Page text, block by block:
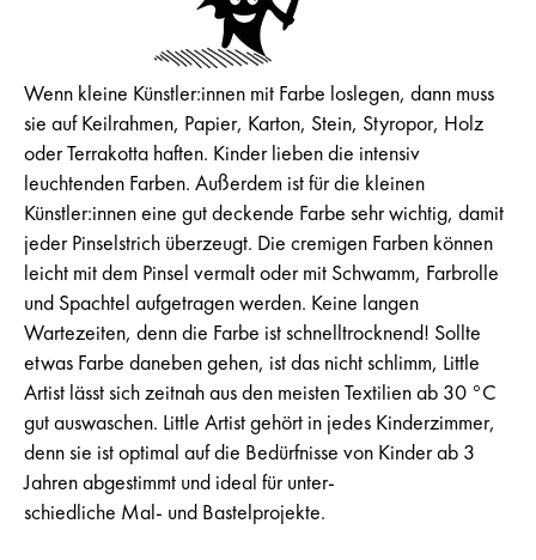
Wenn kleine Künstler:innen mit Farbe loslegen, dann muss
sie auf Keilrahmen, Papier, Karton, Stein, Styropor, Holz
oder Terrakotta haften. Kinder lieben die intensiv
leuchtenden Farben. Außerdem ist für die kleinen
Künstler:innen eine gut deckende Farbe sehr wichtig, damit
jeder Pinselstrich überzeugt. Die cremigen Farben können
leicht mit dem Pinsel vermalt oder mit Schwamm, Farbrolle
und Spachtel aufgetragen werden. Keine langen
Wartezeiten, denn die Farbe ist schnelltrocknend! Sollte
etwas Farbe daneben gehen, ist das nicht schlimm, Little
Artist lässt sich zeitnah aus den meisten Textilien ab 30 °C
gut auswaschen. Little Artist gehört in jedes Kinderzimmer,
denn sie ist optimal auf die Bedürfnisse von Kinder ab 3
Jahren abgestimmt und ideal für unter-
schiedliche Mal- und Bastelprojekte.